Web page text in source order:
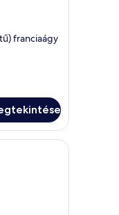
franciaágy